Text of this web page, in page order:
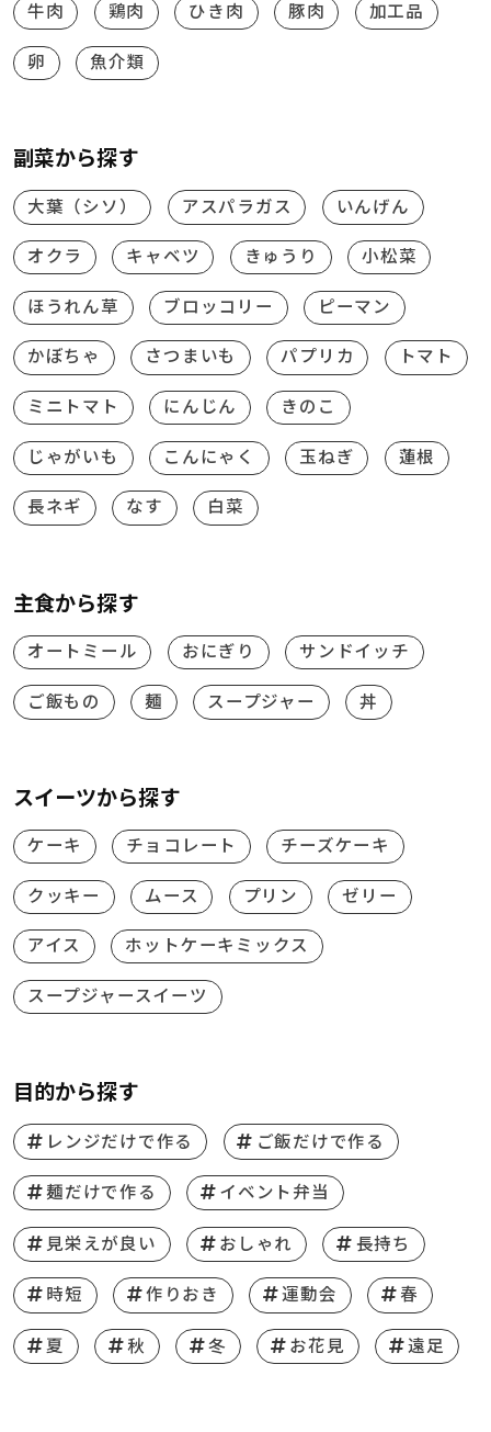
牛肉 鶏肉 ひき肉 豚肉 加工品
卵 魚介類
副菜から探す
大葉（シソ） アスパラガス いんげん
オクラ キャベツ きゅうり 小松菜
ほうれん草 ブロッコリー ピーマン
かぼちゃ さつまいも パプリカ トマト
ミニトマト にんじん きのこ
じゃがいも こんにゃく 玉ねぎ 蓮根
長ネギ なす 白菜
主食から探す
オートミール おにぎり サンドイッチ
ご飯もの 麺 スープジャー 丼
スイーツから探す
ケーキ チョコレート チーズケーキ
クッキー ムース プリン ゼリー
アイス ホットケーキミックス
スープジャースイーツ
目的から探す
レンジだけで作る ご飯だけで作る
麺だけで作る イベント弁当
見栄えが良い おしゃれ 長持ち
時短 作りおき 運動会 春
夏 秋 冬 お花見 遠足